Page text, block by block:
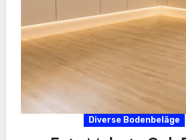
Diverse Bodenbeläge